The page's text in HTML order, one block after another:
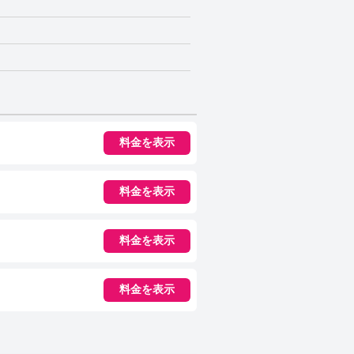
料金を表示
料金を表示
料金を表示
料金を表示